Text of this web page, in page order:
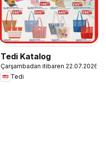
Tedi Katalog
Çarşambadan itibaren 22.07.2026
Tedi